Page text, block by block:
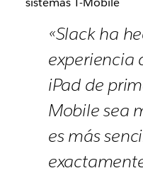
«Slack ha
experiencia
iPad de
Mobile sea
es más